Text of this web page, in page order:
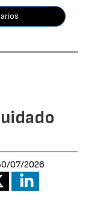
07/2026